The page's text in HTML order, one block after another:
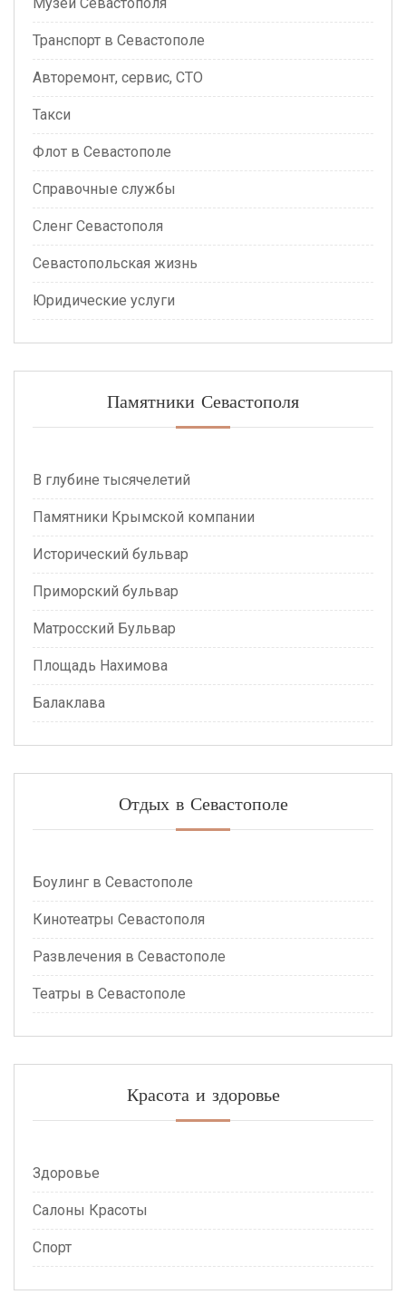
Транспорт в Севастополе
Авторемонт, сервис, СТО
Такси
Флот в Севастополе
Справочные службы
Сленг Севастополя
Севастопольская жизнь
Юридические услуги
Памятники Севастополя
В глубине тысячелетий
Памятники Крымской компании
Исторический бульвар
Приморский бульвар
Матросский Бульвар
Площадь Нахимова
Балаклава
Отдых в Севастополе
Боулинг в Севастополе
Кинотеатры Севастополя
Развлечения в Севастополе
Театры в Севастополе
Красота и здоровье
Здоровье
Салоны Красоты
Спорт